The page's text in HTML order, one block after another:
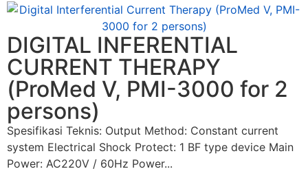
DIGITAL INFERENTIAL
CURRENT THERAPY
(ProMed V, PMI-3000 for 2
persons)
Spesifikasi Teknis: Output Method: Constant current
system Electrical Shock Protect: 1 BF type device Main
Power: AC220V / 60Hz Power...